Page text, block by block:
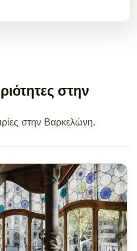
στην
στην Βαρκελώνη.